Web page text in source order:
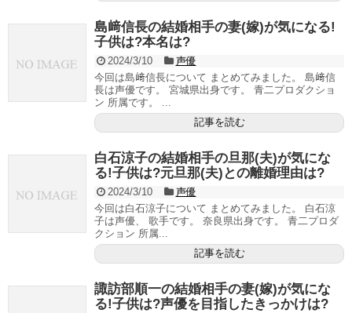
島﨑信長の結婚相手の妻(嫁)が気になる!
子供は?本名は?
2024/3/10
声優
今回は島﨑信長について まとめてみました。 島﨑信
長は声優です。 宮城県出身です。 青二プロダクショ
ン 所属です。 ...
記事を読む
白石涼子の結婚相手の旦那(夫)が気にな
る!子供は?元旦那(夫)との離婚理由は?
2024/3/10
声優
今回は白石涼子について まとめてみました。 白石涼
子は声優、 歌手です。 奈良県出身です。 青二プロダ
クション 所属...
記事を読む
諏訪部順一の結婚相手の妻(嫁)が気にな
る!子供は?声優を目指したきっかけは?